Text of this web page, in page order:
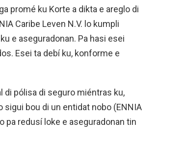
promé ku Korte a dikta e areglo di
Caribe Leven N.V. lo kumpli
e aseguradonan. Pa hasi esei
Esei ta debí ku, konforme e
di pólisa di seguro miéntras ku,
sigui bou di un entidat nobo (ENNIA
pa redusí loke e aseguradonan tin